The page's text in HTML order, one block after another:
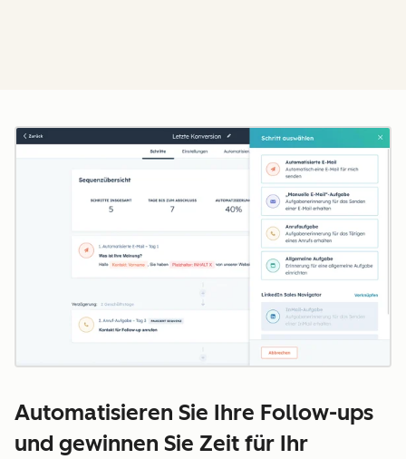
Automatisieren Sie Ihre Follow-ups
und gewinnen Sie Zeit für Ihr